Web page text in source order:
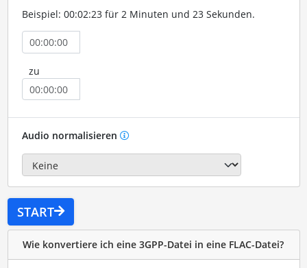
Beispiel: 00:02:23 für 2 Minuten und 23 Sekunden.
zu
Audio normalisieren
START
Wie konvertiere ich eine 3GPP-Datei in eine FLAC-Datei?